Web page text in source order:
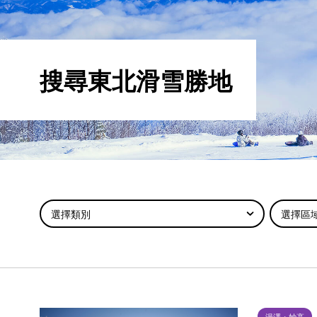
搜尋東北滑雪勝地
選擇類別 選擇區